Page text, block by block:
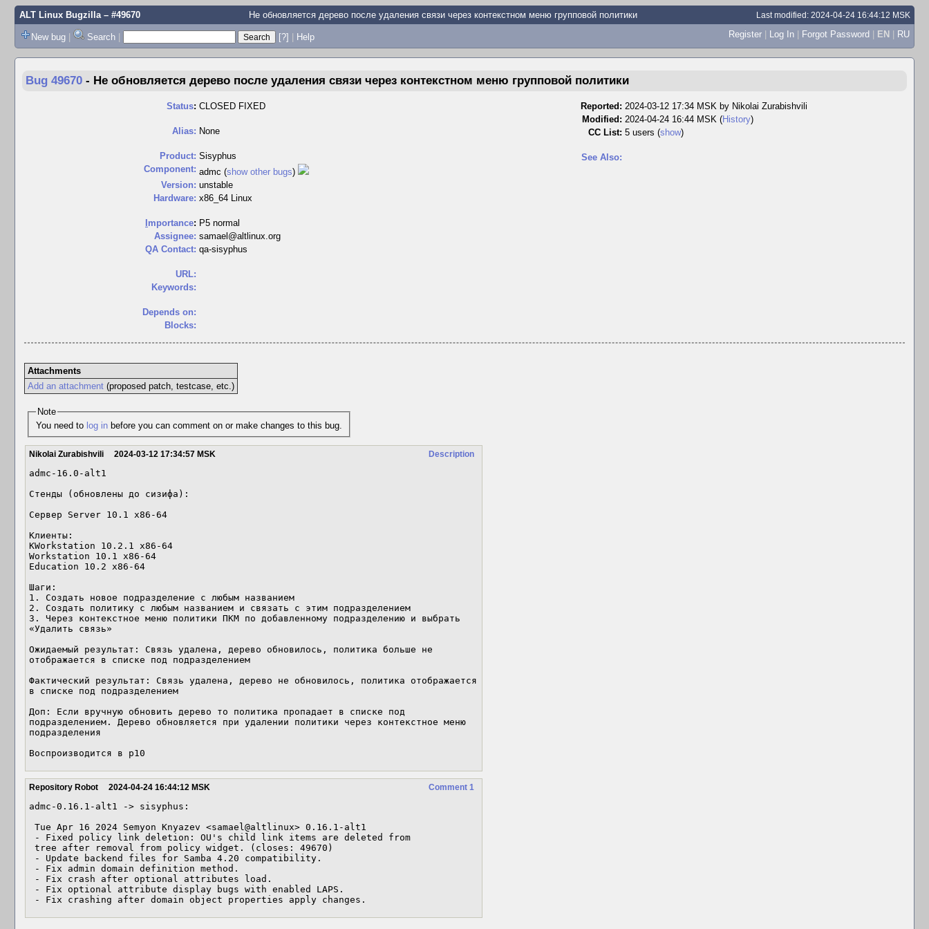
ALT Linux Bugzilla– #49670 Не обновляется дерево после удаления связи через контекстном меню групповой политики Last modified: 2024-04-24 16:44:12 MSK
New bug | Search | [?] | Help Register | Log In | Forgot Password | EN | RU
Bug 49670 - Не обновляется дерево после удаления связи через контекстном меню групповой политики
Status: CLOSED FIXED
Alias: None
Product: Sisyphus
Component: admc (show other bugs)
Version: unstable
Hardware: x86_64 Linux
mportance: P5 normal
Assignee: samael@altlinux.org
QA Contact: qa-sisyphus
URL:
Keywords:
Depends on:
Blocks:
Reported: 2024-03-12 17:34 MSK by Nikolai Zurabishvili
Modified: 2024-04-24 16:44 MSK (History)
CC List: 5 users (show)
See Also:
Attachments
Add an attachment(proposed patch, testcase, etc.)
Note
You need to log in before you can comment on or make changes to this bug.
Description
Nikolai Zurabishvili 2024-03-12 17:34:57 MSK
admc-16.0-alt1
Стенды (обновлены до сизифа):
Сервер Server 10.1 x86-64
Клиенты:
KWorkstation 10.2.1 x86-64
Workstation 10.1 x86-64
Education 10.2 x86-64
Шаги:
1. Создать новое подразделение с любым названием
2. Создать политику с любым названием и связать с этим подразделением
3. Через контекстное меню политики ПКМ по добавленному подразделению и выбрать
«Удалить связь»
Ожидаемый результат: Связь удалена, дерево обновилось, политика больше не
отображается в списке под подразделением
Фактический результат: Связь удалена, дерево не обновилось, политика отображается
в списке под подразделением
Доп: Если вручную обновить дерево то политика пропадает в списке под
подразделением. Дерево обновляется при удалении политики через контекстное меню
подразделения
Воспроизводится в p10
Comment 1
Repository Robot 2024-04-24 16:44:12 MSK
admc-0.16.1-alt1 -> sisyphus:
- Fix crashing after domain object properties apply changes.